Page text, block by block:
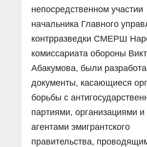
непосредственном участии
начальника Главного
контрразведки СМЕРШ
комиссариата обороны
Абакумова, были
документы, касающиеся
борьбы с
партиями, организациями и
агентами эмигрантского
правительства,